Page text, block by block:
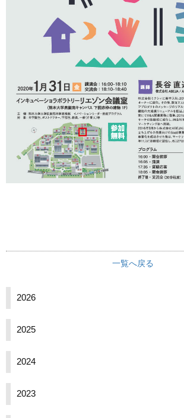
一覧へ戻る
2026
2025
2024
2023